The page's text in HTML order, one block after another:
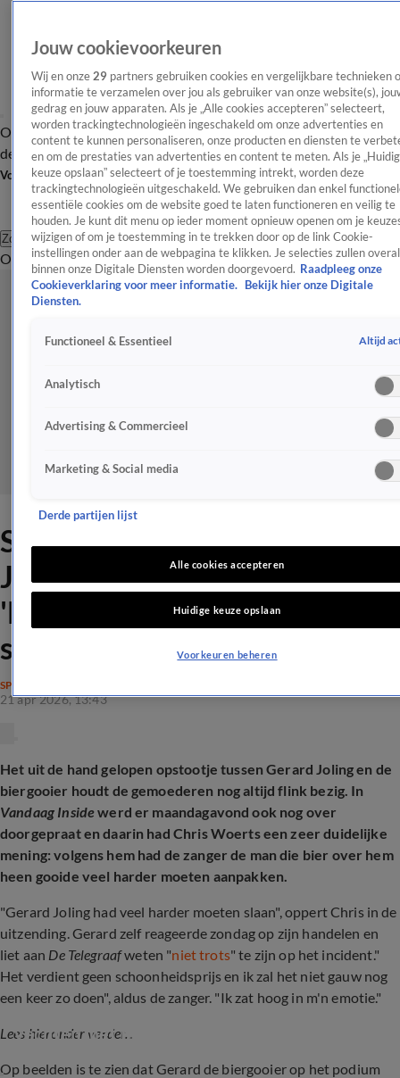
OverzichtAfleveringen Entertainment TV Algemeen
Tip
de redactieNieuwsbrief
Volg Shownieuws
Zoeken
OverzichtEntertainmentSpraakmakendRealityCrimeVideo's
Steun voor ingrijpen Gerard
Joling in biergooi-incident:
'Had veel harder moeten
slaan'
SPRAAKMAKEND
21 apr 2026, 13:43
Het uit de hand gelopen opstootje tussen Gerard Joling en de
biergooier houdt de gemoederen nog altijd flink bezig. In
Vandaag Insidewerd er maandagavond ook nog over
doorgepraat en daarin had Chris Woerts een zeer duidelijke
mening: volgens hem had de zanger de man die bier over hem
heen gooide veel harder moeten aanpakken.
"Gerard Joling had veel harder moeten slaan", oppert Chris in de
uitzending. Gerard zelf reageerde zondag op zijn handelen en
liet aan De Telegraafweten "niet trots" te zijn op het incident."
Het verdient geen schoonheidsprijs en ik zal het niet gauw nog
een keer zo doen", aldus de zanger. "Ik zat hoog in m'n emotie."
Lees hieronder verder...
Gerard Joling reageert voor het eerst op
vechten met biergooier
Op beelden is te zien dat Gerard de biergooier op het podium
Jouw cookievoorkeuren
Wij en onze 29 partners gebruiken cookies en vergelijkbare technieken
informatie te verzamelen over jou als gebruiker van onze website(s),
gedrag en jouw apparaten. Als je „Alle cookies accepteren” selecteert,
worden trackingtechnologieën ingeschakeld om onze advertenties en
content te kunnen personaliseren, onze producten en diensten te
en om de prestaties van advertenties en content te meten. Als je
keuze opslaan” selecteert of je toestemming intrekt, worden deze
trackingtechnologieën uitgeschakeld. We gebruiken dan enkel
essentiële cookies om de website goed te laten functioneren en veilig te
houden. Je kunt dit menu op ieder moment opnieuw openen om je
wijzigen of om je toestemming in te trekken door op de link Cookie-
instellingen onder aan de webpagina te klikken. Je selecties zullen overal
binnen onze Digitale Diensten worden doorgevoerd. Raadpleeg onze
Cookieverklaring voor meer informatie.
Bekijk hier onze Digitale
Diensten.
Functioneel & Essentieel Altijd
Analytisch
Advertising & Commercieel
Marketing & Social media
Derde partijen lijst
Alle cookies accepteren
Huidige keuze opslaan
Voorkeuren beheren